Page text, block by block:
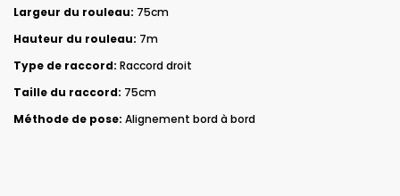
Largeur du rouleau: 75cm
Hauteur du rouleau: 7m
Type de raccord: Raccord droit
Taille du raccord: 75cm
Méthode de pose: Alignement bord à bord